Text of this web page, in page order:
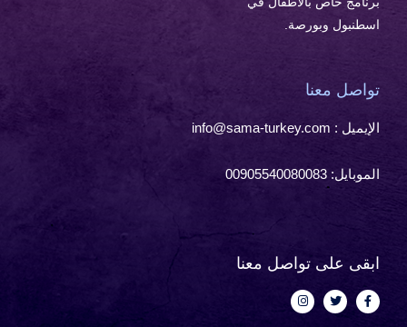
اسطنبول وبورصة.
تواصل معنا
الإيميل : info@sama-turkey.com
الموبايل: 00905540080083
ابقى على تواصل معنا
F
a
c
T
w
i
I
n
s